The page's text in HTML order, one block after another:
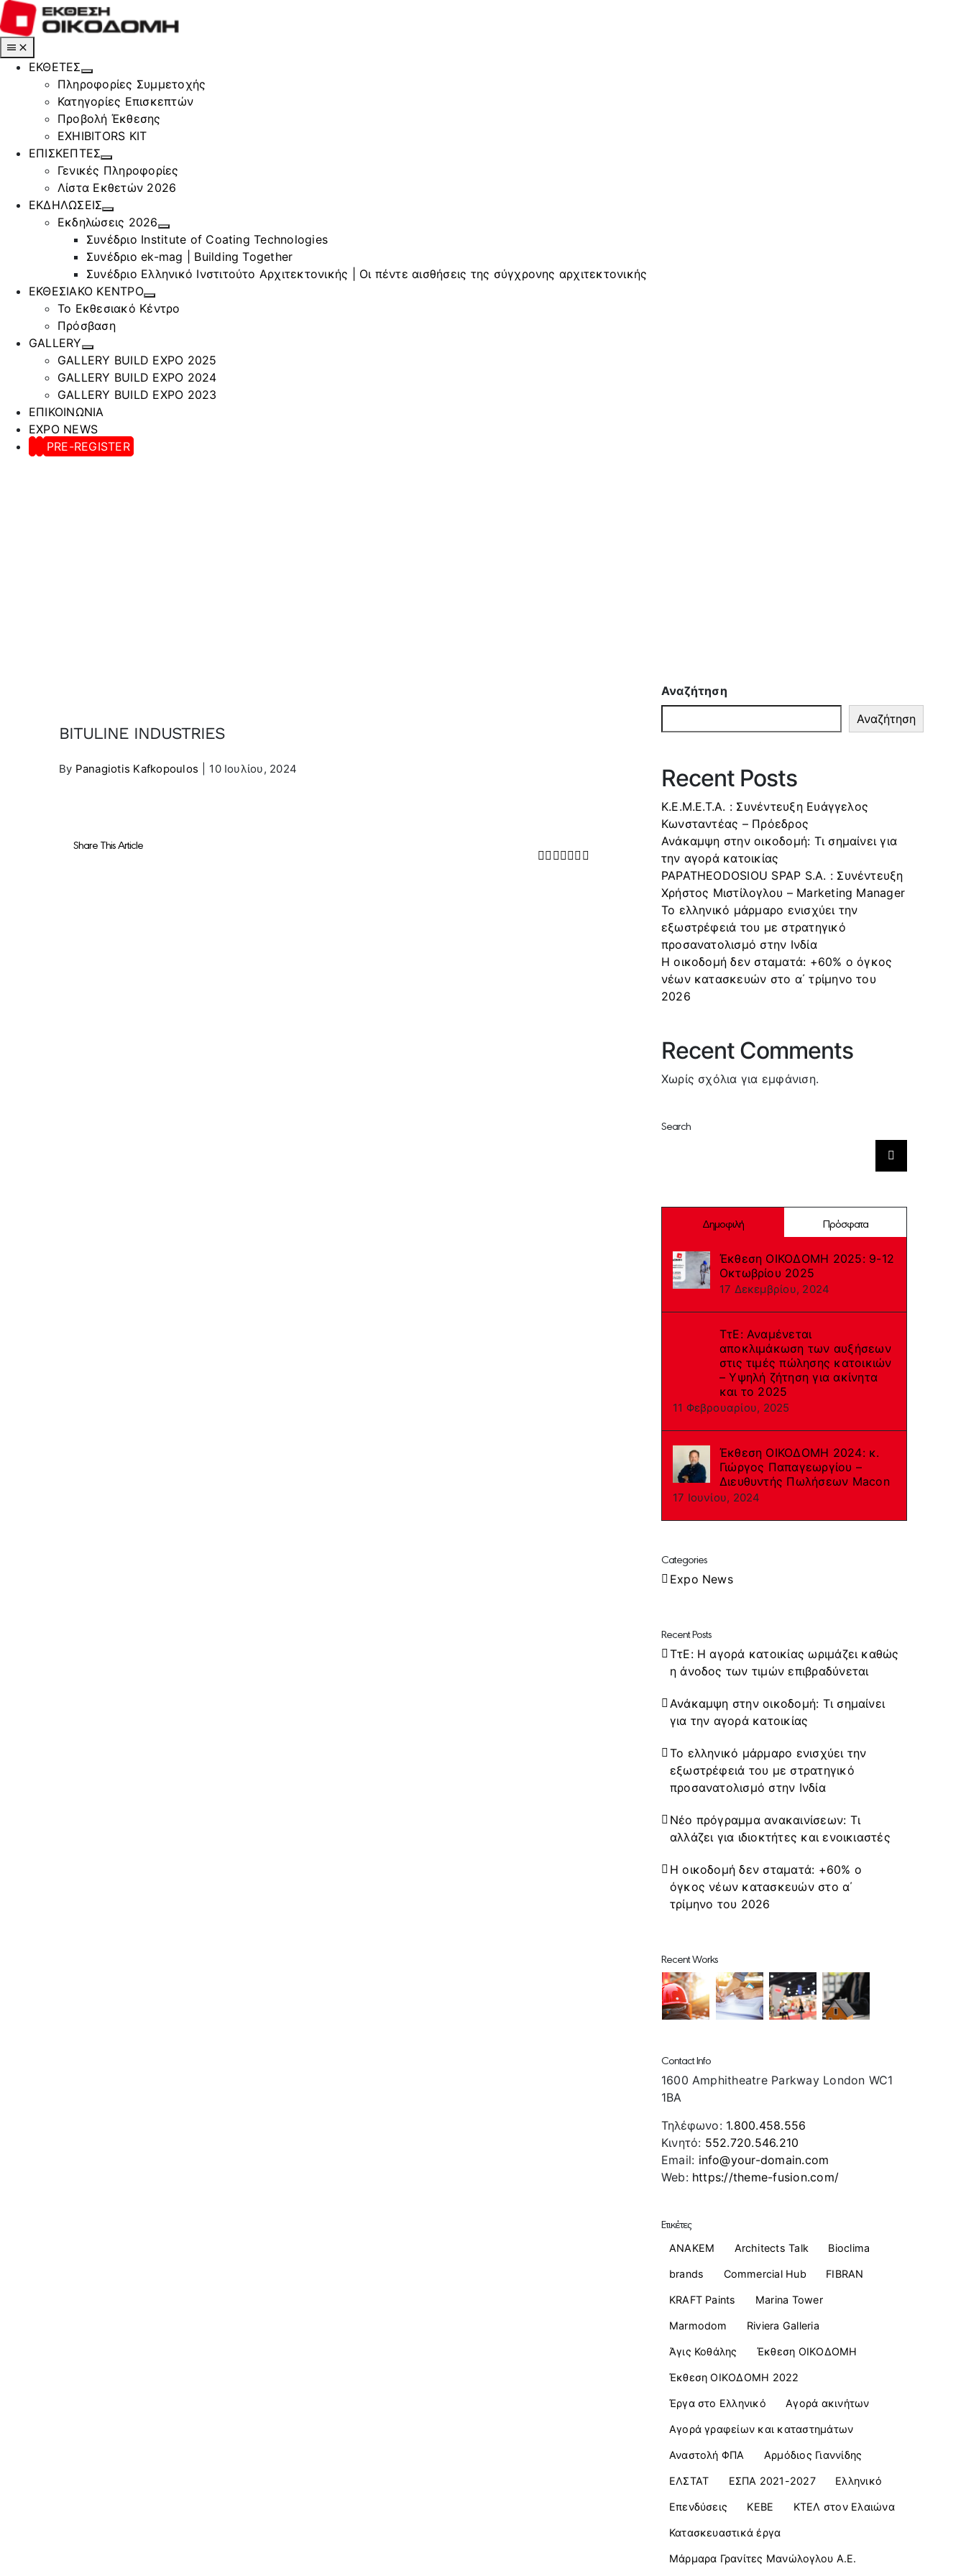
Μετάβαση
στο
περιεχόμενο
Toggle
Navigation
ΕΚΘΕΤΕΣ
Πληροφορίες Συμμετοχής
Κατηγορίες Επισκεπτών
Προβολή Έκθεσης
EXHIBITORS KIT
ΕΠΙΣΚΕΠΤΕΣ
Γενικές Πληροφορίες
Λίστα Εκθετών 2026
ΕΚΔΗΛΩΣΕΙΣ
Εκδηλώσεις 2026
Συνέδριο Institute of Coating Technologies
Συνέδριο ek-mag | Building Together
Συνέδριο Ελληνικό Ινστιτούτο Αρχιτεκτονικής | Οι πέντε αισθήσεις της σύγχρονης αρχιτεκτονικής
ΕΚΘΕΣΙΑΚΟ ΚΕΝΤΡΟ
Το Εκθεσιακό Κέντρο
Πρόσβαση
GALLERY
GALLERY BUILD EXPO 2025
GALLERY BUILD EXPO 2024
GALLERY BUILD EXPO 2023
ΕΠΙΚΟΙΝΩΝΙΑ
EXPO NEWS
PRE-REGISTER
BITULINE INDUSTRIES
By Panagiotis Kafkopoulos 10 Ιουλίου, 2024
Share This Article
Facebook
Twitter
LinkedIn
WhatsApp
Tumblr
Pinterest
Αναζήτηση
Αναζήτηση
Recent Posts
Κ.Ε.Μ.Ε.Τ.Α. : Συνέντευξη Ευάγγελος
Κωνσταντέας – Πρόεδρος
Ανάκαμψη στην οικοδομή: Τι σημαίνει για
την αγορά κατοικίας
PAPATHEODOSIOU SPAP S.A. : Συνέντευξη
Χρήστος Μιστίλογλου – Marketing Manager
Το ελληνικό μάρμαρο ενισχύει την
εξωστρέφειά του με στρατηγικό
προσανατολισμό στην Ινδία
Η οικοδομή δεν σταματά: +60% ο όγκος
νέων κατασκευών στο α΄ τρίμηνο του
2026
Recent Comments
Χωρίς σχόλια για εμφάνιση.
Search
Δημοφιλή Πρόσφατα
Έκθεση ΟΙΚΟΔΟΜΗ 2025: 9-12
Οκτωβρίου 2025
17 Δεκεμβρίου, 2024
ΤτΕ: Αναμένεται
αποκλιμάκωση των αυξήσεων
στις τιμές πώλησης κατοικιών
– Υψηλή ζήτηση για ακίνητα
και το 2025
11 Φεβρουαρίου, 2025
Έκθεση ΟΙΚΟΔΟΜΗ 2024: κ.
Γιώργος Παπαγεωργίου –
Διευθυντής Πωλήσεων Macon
17 Ιουνίου, 2024
Categories
Expo News
Recent Posts
ΤτΕ: Η αγορά κατοικίας ωριμάζει καθώς
η άνοδος των τιμών επιβραδύνεται
Ανάκαμψη στην οικοδομή: Τι σημαίνει
για την αγορά κατοικίας
Το ελληνικό μάρμαρο ενισχύει την
εξωστρέφειά του με στρατηγικό
προσανατολισμό στην Ινδία
Νέο πρόγραμμα ανακαινίσεων: Τι
αλλάζει για ιδιοκτήτες και ενοικιαστές
Η οικοδομή δεν σταματά: +60% ο
όγκος νέων κατασκευών στο α΄
τρίμηνο του 2026
Recent Works
Contact Info
1600 Amphitheatre Parkway London WC1
1BA
Τηλέφωνο: 1.800.458.556
Κινητό: 552.720.546.210
Email: info@your-domain.com
Web: https://theme-fusion.com/
Ετικέτες
ANAKEM Architects Talk Bioclima
brands Commercial Ηub FIBRAN
KRAFT Paints Marina Tower
Marmodom Riviera Galleria
Άγις Κοθάλης Έκθεση ΟΙΚΟΔΟΜΗ
Έκθεση ΟΙΚΟΔΟΜΗ 2022
Έργα στο Ελληνικό Αγορά ακινήτων
Αγορά γραφείων και καταστημάτων
Αναστολή ΦΠΑ Αρμόδιος Γιαννίδης
ΕΛΣΤΑΤ ΕΣΠΑ 2021-2027 Ελληνικό
Επενδύσεις ΚΕΒΕ ΚΤΕΛ στον Ελαιώνα
Κατασκευαστικά έργα
Μάρμαρα Γρανίτες Μανώλογλου Α.Ε.